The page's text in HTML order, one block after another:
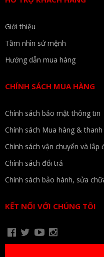
Giới thiệu
Tầm nhìn sứ mệnh
Hướng dẫn mua hàng
CHÍNH SÁCH MUA HÀNG
Chính sách bảo mật thông tin
Chính sách Mua hàng &
Chính sách vận chuyển và lắp
Chính sách đổi trả
Chính sách bảo hành, sửa
KẾT NỐI VỚI CHÚNG TÔI